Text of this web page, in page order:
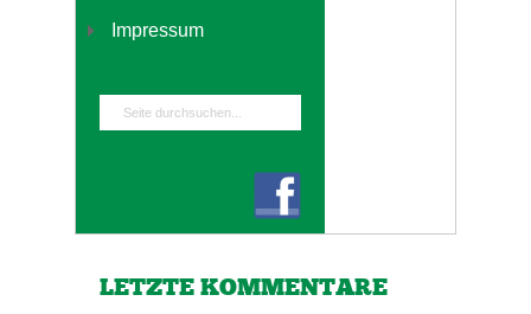
Impressum
LETZTE KOMMENTARE